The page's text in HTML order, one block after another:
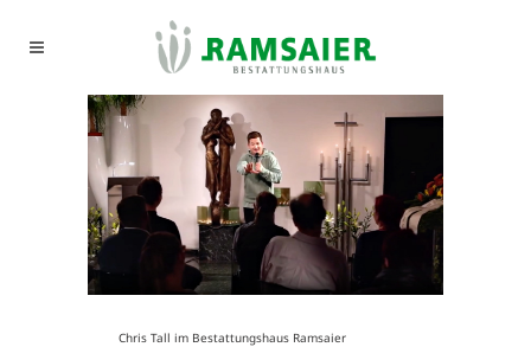
Chris Tall im Bestattungshaus Ramsaier